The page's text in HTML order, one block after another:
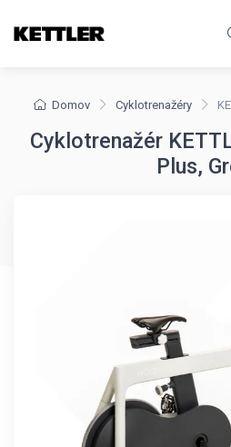
Domov Cyklotrenažéry
Cyklotrenažér
Plus,